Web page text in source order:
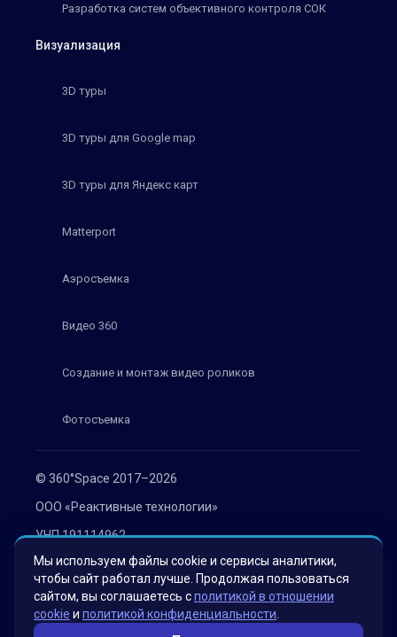
© 360°Space 2017–2026
ООО «Реактивные технологии»
УНП 191114962
г. Минск, ул. Мележа 1, офис 402
Политика конфиденциальности
Согласие на обработку персональных данных
Разработка систем объективного контроля СОК
Визуализация
3D туры
3D туры для Google map
3D туры для Яндекс карт
Matterport
Аэросъемка
Видео 360
Создание и монтаж видео роликов
Фотосъемка
Мы используем файлы cookie и сервисы аналитики,
чтобы сайт работал лучше. Продолжая пользоваться
сайтом, вы соглашаетесь сполитикой в отношении
cookie и политикой конфиденциальности